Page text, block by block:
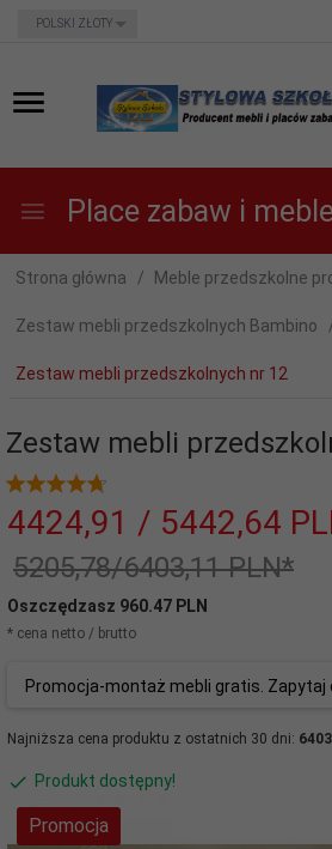
currency_h
POLSKI ZŁOTY
Place zabaw i
Strona główna Meble przedszkolne
Zestaw mebli przedszkolnych Bambino
Zestaw mebli przedszkolnych nr 12
Zestaw mebli
4424,91 / 5442,64
5205,78/6403,11 PLN*
Oszczędzasz 960.47 PLN
* cena netto / brutto
Promocja-montaż mebli gratis. Zapytaj
Najniższa cena produktu z ostatnich 30 dni:
Produkt dostępny!
Promocja